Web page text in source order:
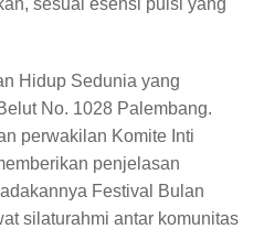
Hidup Sedunia yang
No. 1028 Palembang.
perwakilan Komite Inti
penjelasan
Festival Bulan
silaturahmi antar komunitas